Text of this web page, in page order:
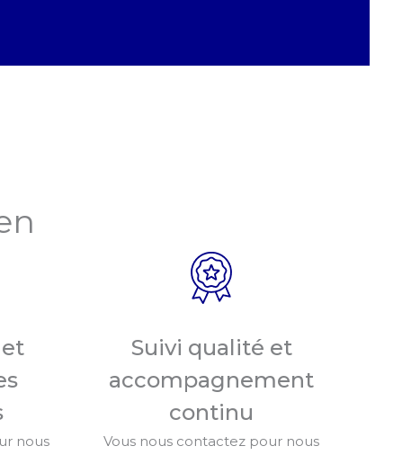
nous
Suivi qualité et
accompagnement
continu
Vous nous contactez pour nous